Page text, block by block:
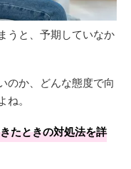
うと、予期していなか
のか、どんな態度で向
。
たときの対処法を詳